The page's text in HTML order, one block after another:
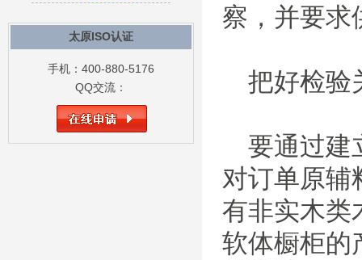
太原ISO认证
手机：400-880-5176
QQ交流：
察，并要求
把好检验
要通过建
对订单原辅
有非实木类
软体橱柜的